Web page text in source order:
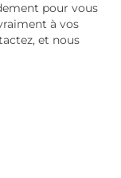
pour vous
à vos
et nous